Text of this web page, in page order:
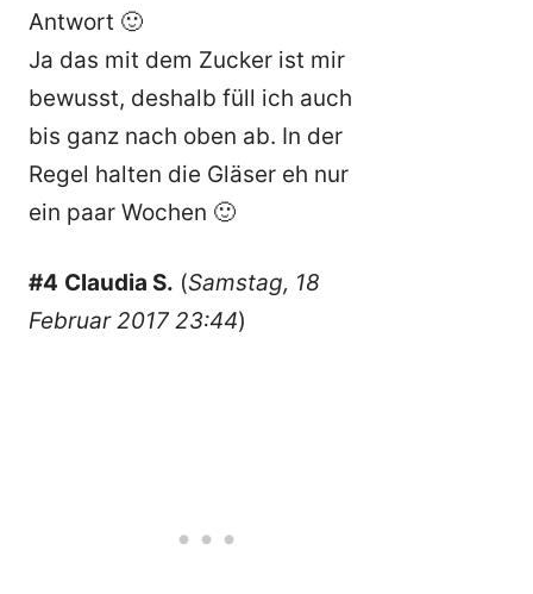
Antwort 🙂
Ja das mit dem Zucker ist mir
bewusst, deshalb füll ich auch
bis ganz nach oben ab. In der
Regel halten die Gläser eh nur
ein paar Wochen 🙂
#4 Claudia S. (Samstag, 18
Februar 2017 23:44)